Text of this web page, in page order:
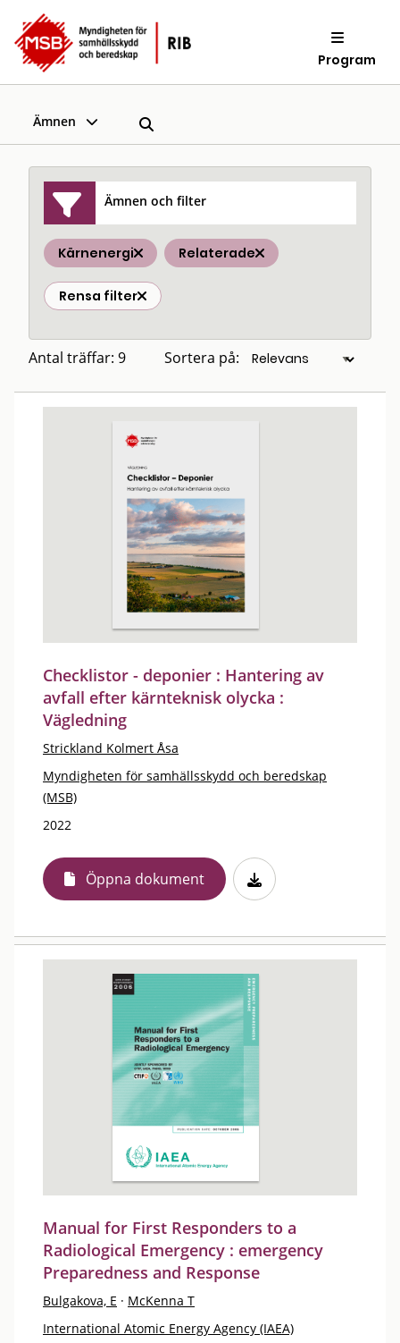
Program
Ämnen
Ämnen och filter
Kärnenergi Relaterade
Rensa filter
Antal träffar: 9 Sortera på:
Checklistor - deponier : Hantering av
avfall efter kärnteknisk olycka :
Vägledning
Strickland Kolmert Åsa
Myndigheten för samhällsskydd och beredskap
(MSB)
2022
Öppna dokument
Manual for First Responders to a
Radiological Emergency : emergency
Preparedness and Response
Bulgakova, E · McKenna T
International Atomic Energy Agency (IAEA)